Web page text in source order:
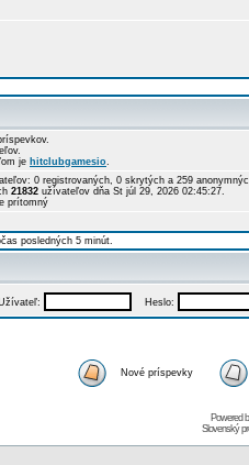
je hitclubgamesio.
0 registrovaných, 0 skrytých a 259
21832 užívateľov dňa St júl 29, 2026 02:45:27.
prítomný
posledných 5 minút.
Heslo:
Nové príspevky
Powered
Slovenský